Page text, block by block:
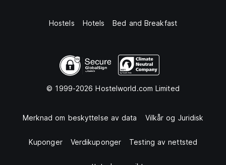
Hostels Hotels Bed and Breakfast
© 1999-2026 Hostelworld.com Limited
Merknad om beskyttelse av data Vilkår og Juridisk
Kuponger Verdikuponger Testing av nettsted